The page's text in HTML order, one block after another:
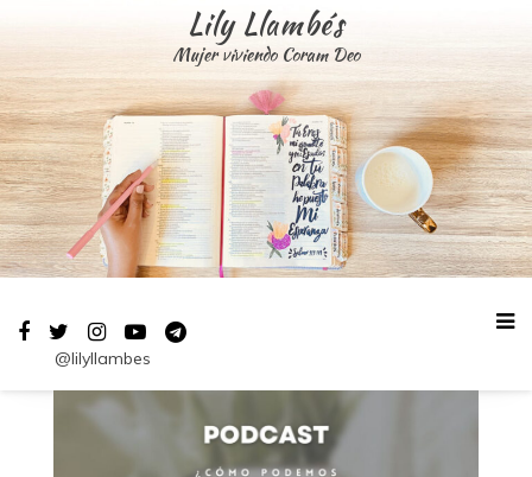
Lily Llambés
Mujer viviendo Coram Deo
@lilyllambes